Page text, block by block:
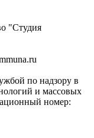
"Студия
по надзору в
и массовых
номер: